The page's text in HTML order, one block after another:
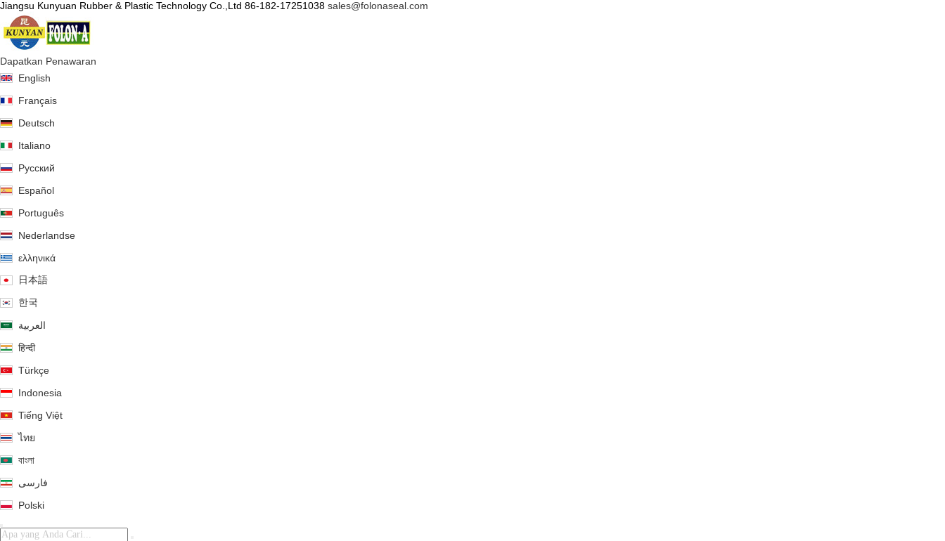
Jiangsu Kunyuan Rubber & Plastic Technology Co.,Ltd 86-182-17251038 sales@folonaseal.com
Dapatkan Penawaran
描
述
English
Français
Deutsch
Italiano
Русский
Español
Português
Nederlandse
ελληνικά
日本語
한국
العربية
हिन्दी
Türkçe
Indonesia
Tiếng Việt
ไทย
বাংলা
فارسی
Polski